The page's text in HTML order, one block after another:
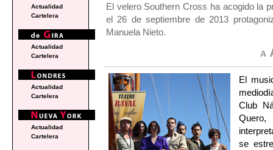
El velero Southern Cross ha acogido la
el 26 de septiembre de 2013
Manuela Nieto.
El
Club
Quero,
se
Actualidad
Cartelera
Actualidad
Cartelera
Actualidad
Cartelera
Actualidad
Cartelera